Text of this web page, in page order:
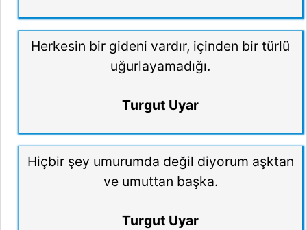
Herkesin bir gideni vardır, içinden bir türlü
uğurlayamadığı.
Turgut Uyar
Hiçbir şey umurumda değil diyorum aşktan
ve umuttan başka.
Turgut Uyar